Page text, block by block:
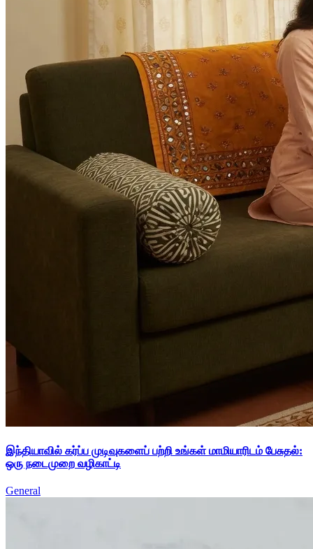
இந்தியாவில் கர்ப்ப முடிவுகளைப் பற்றி உங்கள் மாமியாரிடம் பேசுதல்:
ஒரு நடைமுறை வழிகாட்டி
General